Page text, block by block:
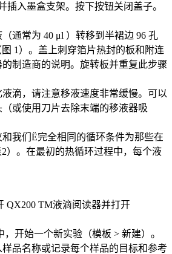
插入墨盒支架。按下按钮关闭盖子。
通常为 40 μl ）转移到半裙边 96 孔
1）。盖上刺穿箔片热封的板和附连
制造商的说明。旋转板并重复此步骤
滴，请注意移液速度非常缓慢。可以
或使用刀片去除末端的移液器吸
我们Ë完全相同的循环条件为那些在
）。在最初的热循环过程中，每个液
QX200 TM液滴阅读器并打开
，开始一个新实验（模板 > 新建）。
品名称或记录每个样品的目标和参考